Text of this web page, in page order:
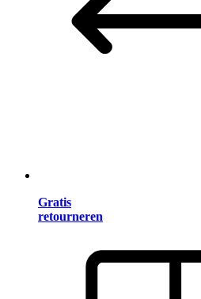
Gratis
retourneren